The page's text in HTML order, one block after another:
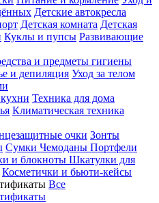
Детские автокресла
Детская комната Детская
Куклы и пупсы Развивающие
и предметы гигиены
и депиляция Уход за телом
Техника для дома
Климатическая техника
очки Зонты
Сумки Чемоданы Портфели
и блокноты Шкатулки для
Косметички и бьюти-кейсы
Все